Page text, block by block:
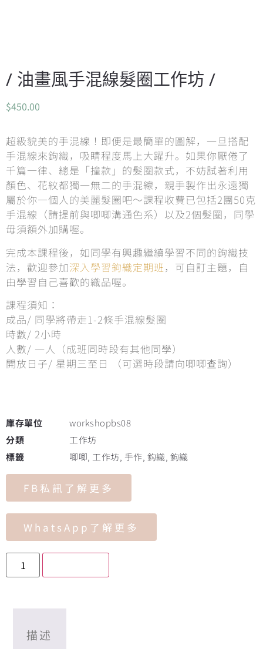
/ 油畫風手混線髮圈工作坊 /
$450.00
超級貌美的手混線！即便是最簡單的圖解，一旦搭配
手混線來鉤織，吸睛程度馬上大躍升。如果你厭倦了
千篇一律、總是「撞款」的髮圈款式，不妨試著利用
顏色、花紋都獨一無二的手混線，親手製作出永遠獨
屬於你一個人的美麗髮圈吧～課程收費已包括2團50克
手混線（請提前與唧唧溝通色系）以及2個髮圈，同學
毋須額外加購喔。
完成本課程後，如同學有興趣繼續學習不同的鉤織技
法，歡迎參加深入學習鉤織定期班，可自訂主題，自
由學習自己喜歡的織品喔。
課程須知：
成品/ 同學將帶走1-2條手混線髮圈
時數/ 2小時
人數/ 一人（成班同時段有其他同學）
開放日子/ 星期三至日 （可選時段請向唧唧查詢）
庫存單位
workshopbs08
分類
工作坊
標籤
唧唧, 工作坊, 手作, 鈎織, 鉤織
FB私訊了解更多
WhatsApp了解更多
描述